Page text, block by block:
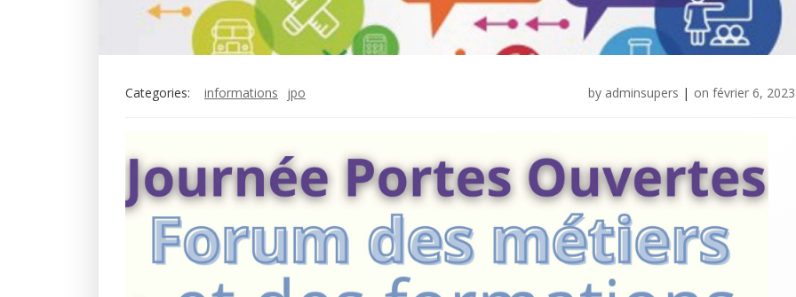
Categories: informations jpo by adminsupers | on février 6, 2023